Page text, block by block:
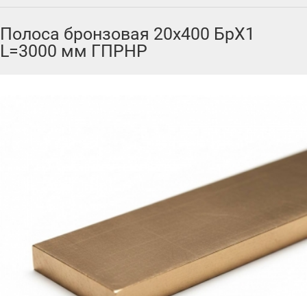
Полоса бронзовая 20х400 БрХ1
L=3000 мм ГПРНР